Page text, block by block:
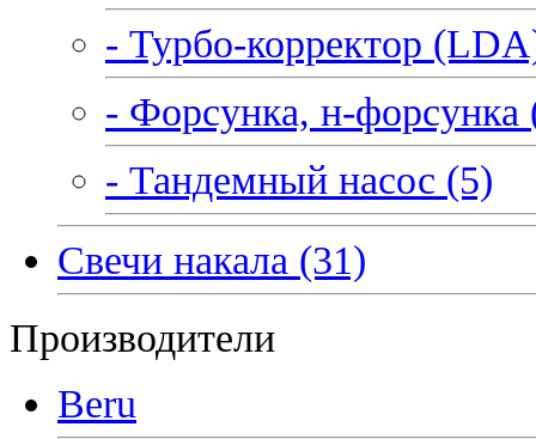
- Турбо-корректор
- Форсунка, н-форсунка
- Тандемный насос (5)
Свечи накала (31)
Производители
Beru